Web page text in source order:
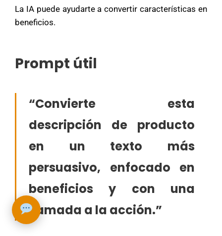
La IA puede ayudarte a convertir características en
beneficios.
Prompt útil
“Convierte esta
descripción de producto
en un texto más
persuasivo, enfocado en
beneficios y con una
llamada a la acción.”